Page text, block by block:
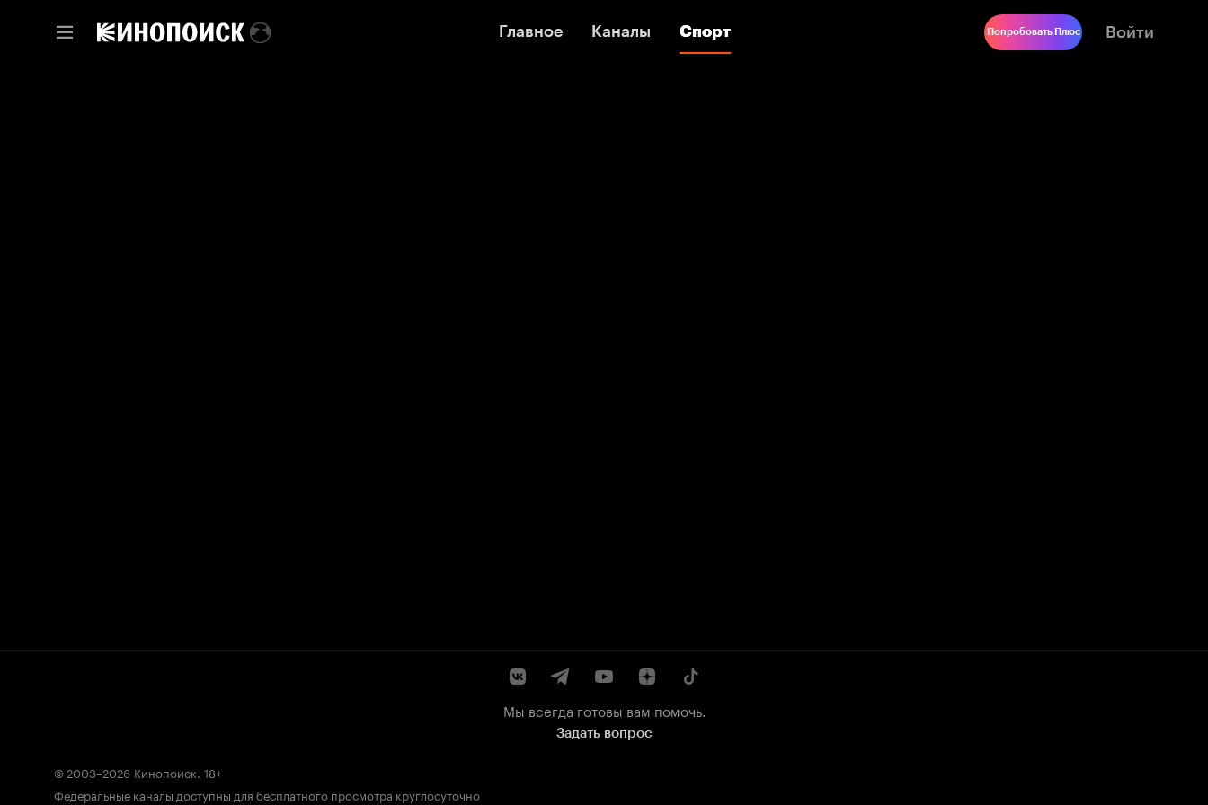
Главное Каналы Спорт
Главное Каналы Спорт Попробовать Плюс Войти
Мы всегда готовы вам помочь.
Задать вопрос
© 2003–2026 Кинопоиск. 18+
Федеральные каналы доступны для бесплатного просмотра круглосуточно